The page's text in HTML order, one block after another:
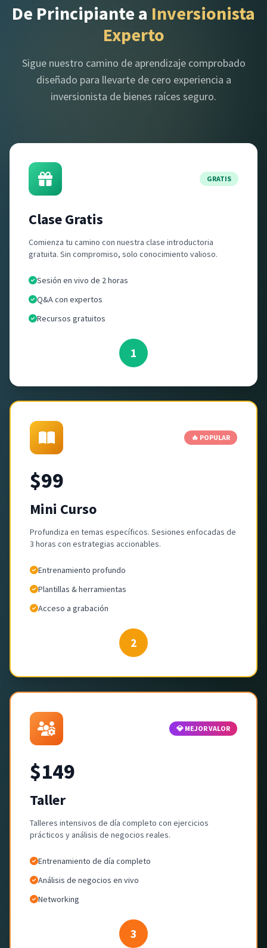
De Principiante a Inversionista
Experto
Sigue nuestro camino de aprendizaje comprobado
diseñado para llevarte de cero experiencia a
inversionista de bienes raíces seguro.
GRATIS
Clase Gratis
Comienza tu camino con nuestra clase introductoria
gratuita. Sin compromiso, solo conocimiento valioso.
Sesión en vivo de 2 horas
Q&A con expertos
Recursos gratuitos
1
🔥 POPULAR
$99
Mini Curso
Profundiza en temas específicos. Sesiones enfocadas de
3 horas con estrategias accionables.
Entrenamiento profundo
Plantillas & herramientas
Acceso a grabación
2
💎 MEJOR VALOR
$149
Taller
Talleres intensivos de día completo con ejercicios
prácticos y análisis de negocios reales.
Entrenamiento de día completo
Análisis de negocios en vivo
Networking
3